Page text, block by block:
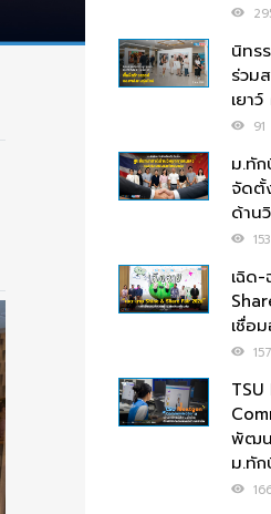
นิทร
ร่วม
เยา
91
ม.ทั
จัดตั้
ด้าน
153
เฉิด
เชื่อ
157
พัฒน
ม.ทั